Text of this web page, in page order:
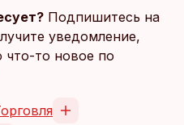
Подпишитесь на
уведомление,
что-то новое по